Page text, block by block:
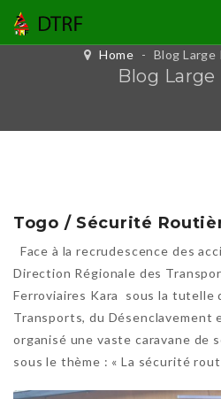
Home - Blog Large
Blog Large
Face à la recrudescence des
Direction Régionale des
Ferroviaires Kara sous la tutelle
Transports, du Désenclavement
organisé une vaste caravane de
sous le thème : « La sécurité